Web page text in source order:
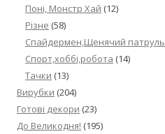
Поні, Монстр Хай (12)
Різне (58)
Спайдермен,Щенячий патруль
Спорт,хоббі,робота (14)
Тачки (13)
Вирубки (204)
Готові декори (23)
До Великодня! (195)